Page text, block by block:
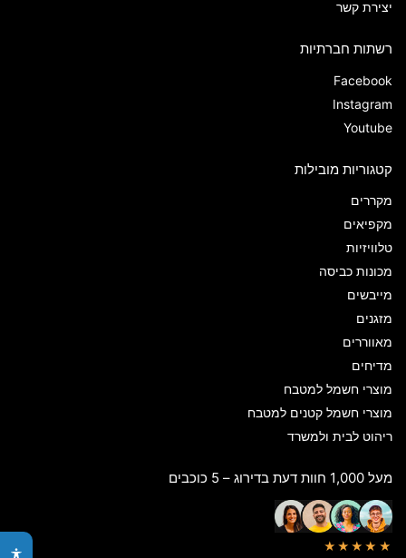
יצירת קשר
רשתות חברתיות
Facebook
Instagram
Youtube
קטגוריות מובילות
מקררים
מקפיאים
טלוויזיות
מכונות כביסה
מייבשים
מזגנים
מאווררים
מדיחים
מוצרי חשמל למטבח
מוצרי חשמל קטנים למטבח
ריהוט לבית ולמשרד
מעל 1,000 חוות דעת בדירוג – 5 כוכבים
★★★★★